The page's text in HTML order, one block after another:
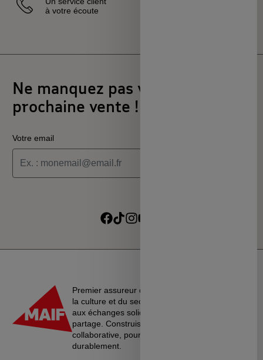
à votre écoute
Ne manquez pas votre
prochaine vente !
Votre email
Je souhaite recevoir les alertes des ventes découvertes du
Premier assureur du monde de l’éducation, de
la culture et du secteur associatif, La MAIF croit
aux échanges solidaires, à l’entraide et au
partage. Construisons une société plus
collaborative, pour vivre ensemble…
durablement.